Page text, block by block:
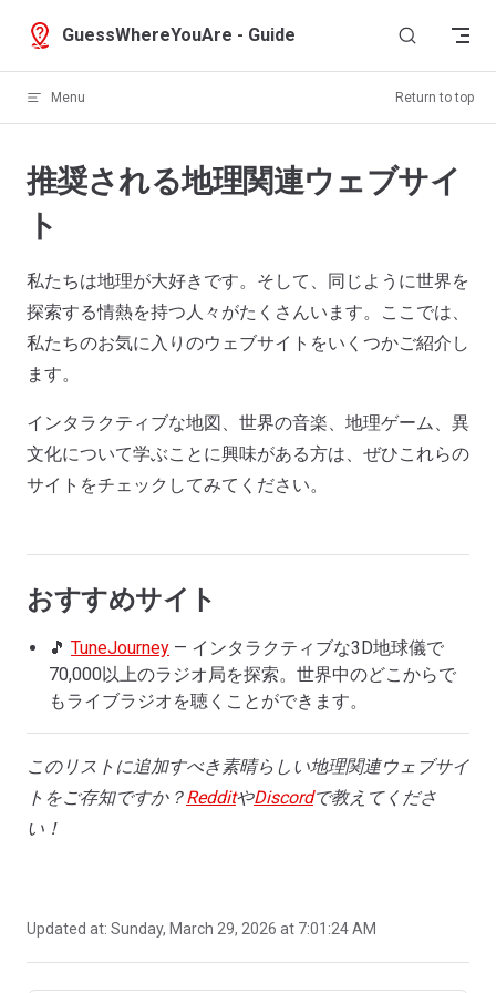
Skip to content
GuessWhereYouAre - Guide
Menu Return to top
推奨される地理関連ウェブサイ
ト
私たちは地理が大好きです。そして、同じように世界を
探索する情熱を持つ人々がたくさんいます。ここでは、
私たちのお気に入りのウェブサイトをいくつかご紹介し
ます。
インタラクティブな地図、世界の音楽、地理ゲーム、異
文化について学ぶことに興味がある方は、ぜひこれらの
サイトをチェックしてみてください。
おすすめサイト
🎵 TuneJourney — インタラクティブな3D地球儀で
70,000以上のラジオ局を探索。世界中のどこからで
もライブラジオを聴くことができます。
このリストに追加すべき素晴らしい地理関連ウェブサイ
トをご存知ですか？RedditやDiscordで教えてくださ
い！
Updated at: Sunday, March 29, 2026 at 7:01:24 AM